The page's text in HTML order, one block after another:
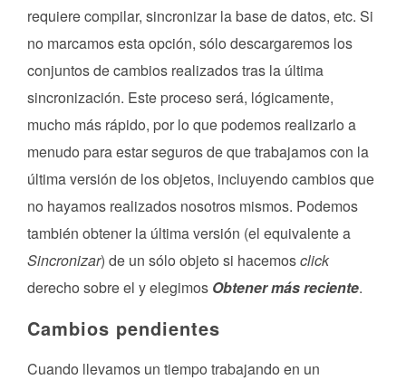
requiere compilar, sincronizar la base de datos, etc. Si
no marcamos esta opción, sólo descargaremos los
conjuntos de cambios realizados tras la última
sincronización. Este proceso será, lógicamente,
mucho más rápido, por lo que podemos realizarlo a
menudo para estar seguros de que trabajamos con la
última versión de los objetos, incluyendo cambios que
no hayamos realizados nosotros mismos. Podemos
también obtener la última versión (el equivalente a
Sincronizar) de un sólo objeto si hacemosclick
derecho sobre el y elegimos Obtener más reciente.
Cambios pendientes
Cuando llevamos un tiempo trabajando en un